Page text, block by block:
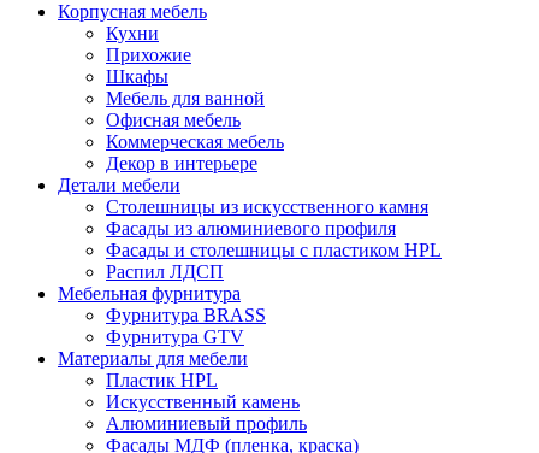
Корпусная мебель
Кухни
Прихожие
Шкафы
Мебель для ванной
Офисная мебель
Коммерческая мебель
Декор в интерьере
Детали мебели
Столешницы из искусственного камня
Фасады из алюминиевого профиля
Фасады и столешницы с пластиком HPL
Распил ЛДСП
Мебельная фурнитура
Фурнитура BRASS
Фурнитура GTV
Материалы для мебели
Пластик HPL
Искусственный камень
Алюминиевый профиль
Фасады МДФ (пленка, краска)